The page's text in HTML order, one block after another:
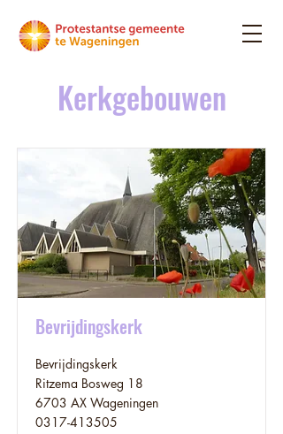
Kerkgebouwen
Bevrijdingskerk
Bevrijdingskerk
Ritzema Bosweg 18
6703 AX Wageningen
0317-413505